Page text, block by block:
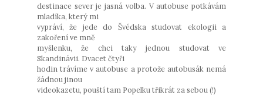
destinace sever je jasná volba. V autobuse potkávám
mladíka, který mi
vypráví, že jede do Švédska studovat ekologii a
zakoření ve mně
myšlenku, že chci taky jednou studovat ve
Skandinávii. Dvacet čtyři
hodin trávíme v autobuse a protože autobusák nemá
žádnou jinou
videokazetu, pouští tam Popelku třikrát za sebou (!)